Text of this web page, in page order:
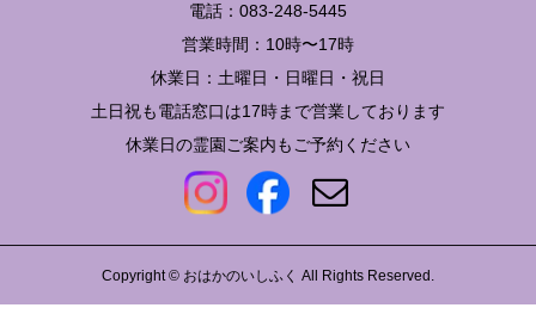
電話：083-248-5445
営業時間：10時〜17時
休業日：土曜日・日曜日・祝日
土日祝も電話窓口は17時まで営業しております
休業日の霊園ご案内もご予約ください
Copyright © おはかのいしふく All Rights Reserved.